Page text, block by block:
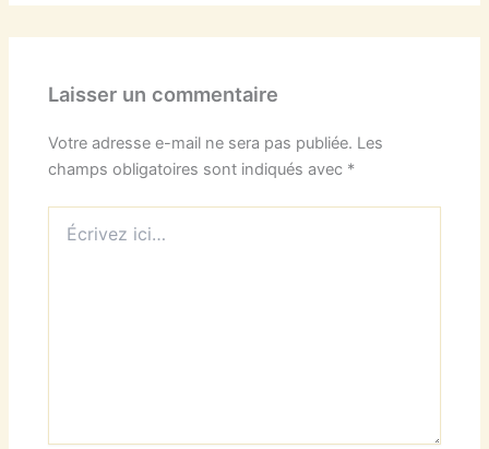
Laisser un commentaire
Votre adresse e-mail ne sera pas publiée. Les
champs obligatoires sont indiqués avec *
ici…